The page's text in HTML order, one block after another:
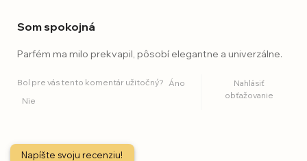
Som spokojná
Parfém ma milo prekvapil, pôsobí elegantne a univerzálne.
Bol pre vás tento komentár užitočný? Áno
Nie
Nahlásiť
obťažovanie
Napíšte svoju recenziu!